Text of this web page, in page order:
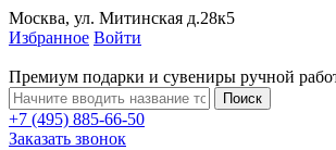
Москва, ул. Митинская д.28к5
Избранное Войти
Премиум подарки и сувениры ручной
Поиск
+7 (495) 885-66-50
Заказать звонок